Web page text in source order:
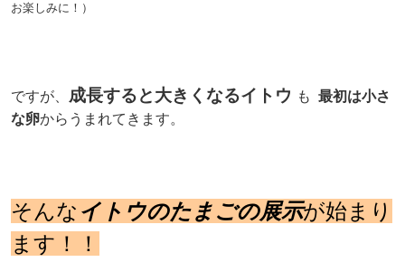
お楽しみに！）
ですが、 成長すると大きくなるイトウ も 最初は小さ
な卵からうまれてきます。
そんな イトウのたまごの展示が始まり
ます！！